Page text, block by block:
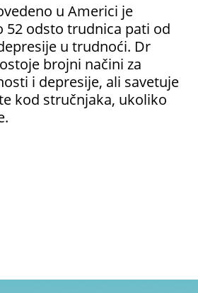
u Americi je
52 odsto trudnica pati od
u trudnoći. Dr
brojni načini za
i depresije, ali savetuje
kod stručnjaka, ukoliko